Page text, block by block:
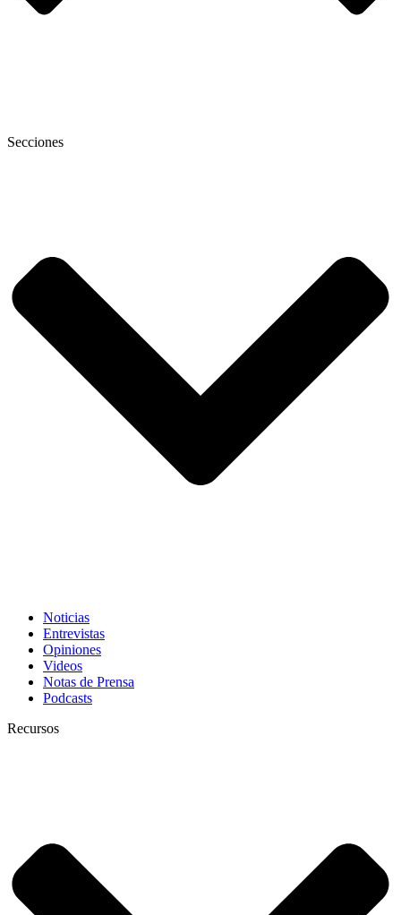
Secciones
Noticias
Entrevistas
Opiniones
Videos
Notas de Prensa
Podcasts
Recursos